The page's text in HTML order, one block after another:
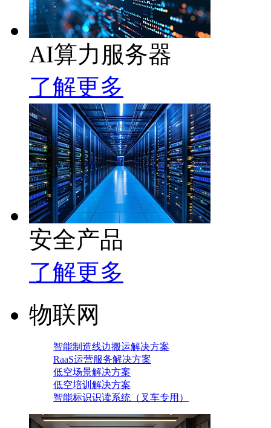
AI算力服务器
了解更多
安全产品
了解更多
物联网
智能制造线边搬运解决方案
RaaS运营服务解决方案
低空场景解决方案
低空培训解决方案
智能标识识读系统（叉车专用）